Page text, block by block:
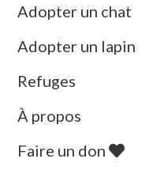
Adopter un chat
Adopter un lapin
Refuges
À propos
Faire un don